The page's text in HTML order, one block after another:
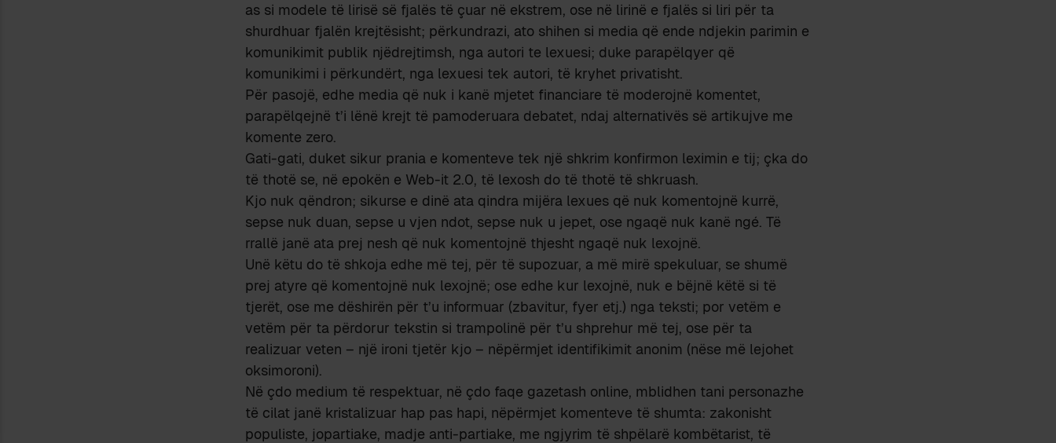
as si modele të lirisë së fjalës të çuar në ekstrem, ose në lirinë e fjalës si liri për ta
shurdhuar fjalën krejtësisht; përkundrazi, ato shihen si media që ende ndjekin parimin e
komunikimit publik njëdrejtimsh, nga autori te lexuesi; duke parapëlqyer që
komunikimi i përkundërt, nga lexuesi tek autori, të kryhet privatisht.
Për pasojë, edhe media që nuk i kanë mjetet financiare të moderojnë komentet,
parapëlqejnë t’i lënë krejt të pamoderuara debatet, ndaj alternativës së artikujve me
komente zero.
Gati-gati, duket sikur prania e komenteve tek një shkrim konfirmon leximin e tij; çka do
të thotë se, në epokën e Web-it 2.0, të lexosh do të thotë të shkruash.
Kjo nuk qëndron; sikurse e dinë ata qindra mijëra lexues që nuk komentojnë kurrë,
sepse nuk duan, sepse u vjen ndot, sepse nuk u jepet, ose ngaqë nuk kanë ngé. Të
rrallë janë ata prej nesh që nuk komentojnë thjesht ngaqë nuk lexojnë.
Unë këtu do të shkoja edhe më tej, për të supozuar, a më mirë spekuluar, se shumë
prej atyre që komentojnë nuk lexojnë; ose edhe kur lexojnë, nuk e bëjnë këtë si të
tjerët, ose me dëshirën për t’u informuar (zbavitur, fyer etj.) nga teksti; por vetëm e
vetëm për ta përdorur tekstin si trampolinë për t’u shprehur më tej, ose për ta
realizuar veten – një ironi tjetër kjo – nëpërmjet identifikimit anonim (nëse më lejohet
oksimoroni).
Në çdo medium të respektuar, në çdo faqe gazetash online, mblidhen tani personazhe
të cilat janë kristalizuar hap pas hapi, nëpërmjet komenteve të shumta: zakonisht
populiste, jopartiake, madje anti-partiake, me ngjyrim të shpëlarë kombëtarist, të